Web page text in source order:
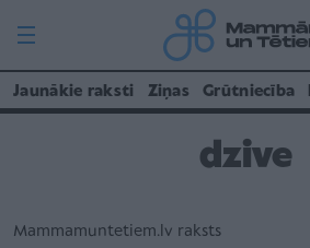
Jaunākie raksti Ziņas Grūtniecība
dzive
Mammamuntetiem.lv raksts